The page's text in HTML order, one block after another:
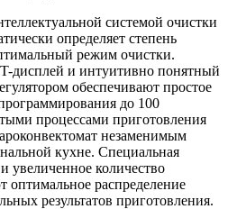
системой очистки
определяет степень
режим очистки.
дисплей и интуитивно понятный
обеспечивают простое
до 100
процессами приготовления
незаменимым
кухне. Специальная
увеличенное количество
оптимальное распределение
результатов приготовления.